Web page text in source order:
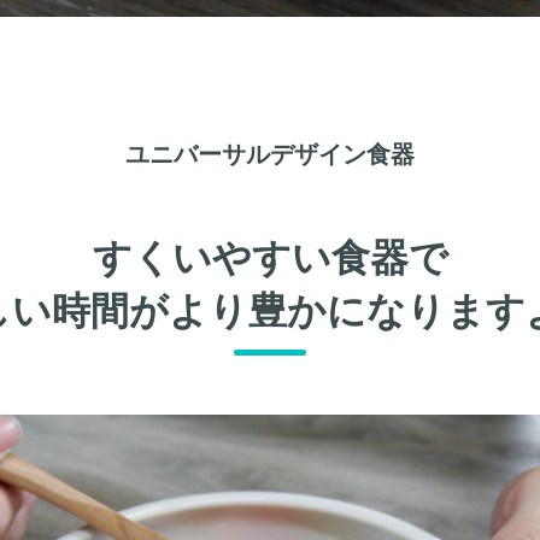
ユニバーサルデザイン食器
すくいやすい食器で
い時間がより豊かになります